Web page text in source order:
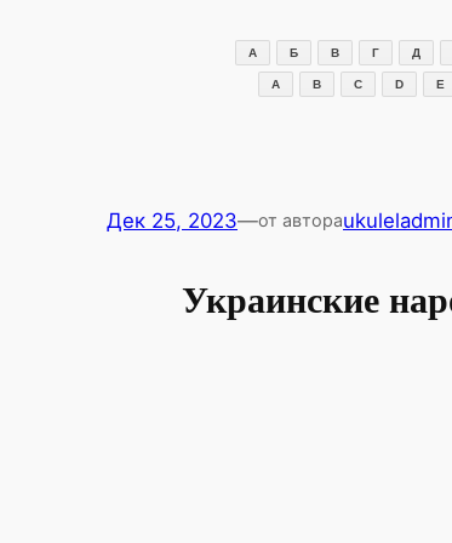
А Б В Г Д
A B C D E
Дек 25, 2023—от автора
Украинские